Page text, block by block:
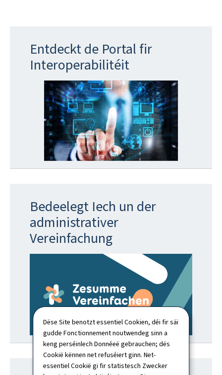
Dëse Site benotzt essentiel Cookien, déi fir säi
gudde Fonctionnement noutwendeg sinn a
keng perséinlech Donnéeë gebrauchen; dës
Cookië kënnen net refuséiert ginn. Net-
essentiel Cookië gi fir statistesch Zwecker
Entdeckt de Portal fir
Interoperabilitéit
Bedeelegt Iech un der
administrativer
Vereinfachung